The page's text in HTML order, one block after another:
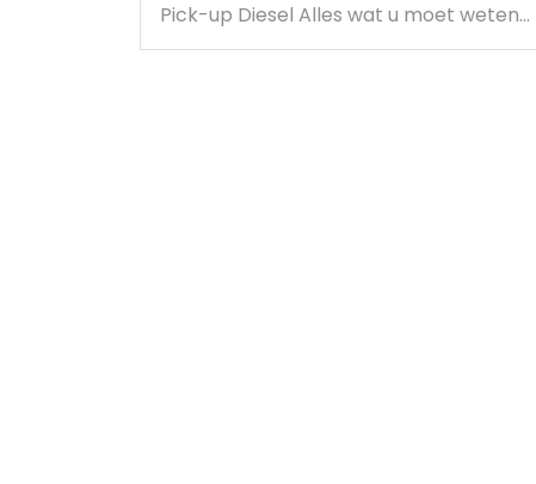
Pick-up Diesel Alles wat u moet weten…